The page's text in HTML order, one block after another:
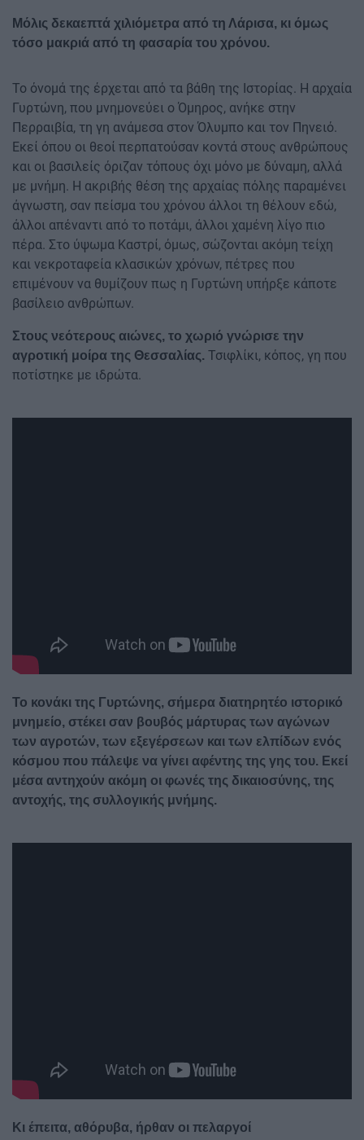
Μόλις δεκαεπτά χιλιόμετρα από τη Λάρισα, κι όμως
τόσο μακριά από τη φασαρία του χρόνου.
Το όνομά της έρχεται από τα βάθη της Ιστορίας. Η αρχαία
Γυρτώνη, που μνημονεύει ο Όμηρος, ανήκε στην
Περραιβία, τη γη ανάμεσα στον Όλυμπο και τον Πηνειό.
Εκεί όπου οι θεοί περπατούσαν κοντά στους ανθρώπους
και οι βασιλείς όριζαν τόπους όχι μόνο με δύναμη, αλλά
με μνήμη. Η ακριβής θέση της αρχαίας πόλης παραμένει
άγνωστη, σαν πείσμα του χρόνου άλλοι τη θέλουν εδώ,
άλλοι απέναντι από το ποτάμι, άλλοι χαμένη λίγο πιο
πέρα. Στο ύψωμα Καστρί, όμως, σώζονται ακόμη τείχη
και νεκροταφεία κλασικών χρόνων, πέτρες που
επιμένουν να θυμίζουν πως η Γυρτώνη υπήρξε κάποτε
βασίλειο ανθρώπων.
Στους νεότερους αιώνες, το χωριό γνώρισε την
αγροτική μοίρα της Θεσσαλίας. Τσιφλίκι, κόπος, γη που
ποτίστηκε με ιδρώτα.
Το κονάκι της Γυρτώνης, σήμερα διατηρητέο ιστορικό
μνημείο, στέκει σαν βουβός μάρτυρας των αγώνων
των αγροτών, των εξεγέρσεων και των ελπίδων ενός
κόσμου που πάλεψε να γίνει αφέντης της γης του. Εκεί
μέσα αντηχούν ακόμη οι φωνές της δικαιοσύνης, της
αντοχής, της συλλογικής μνήμης.
Κι έπειτα, αθόρυβα, ήρθαν οι πελαργοί